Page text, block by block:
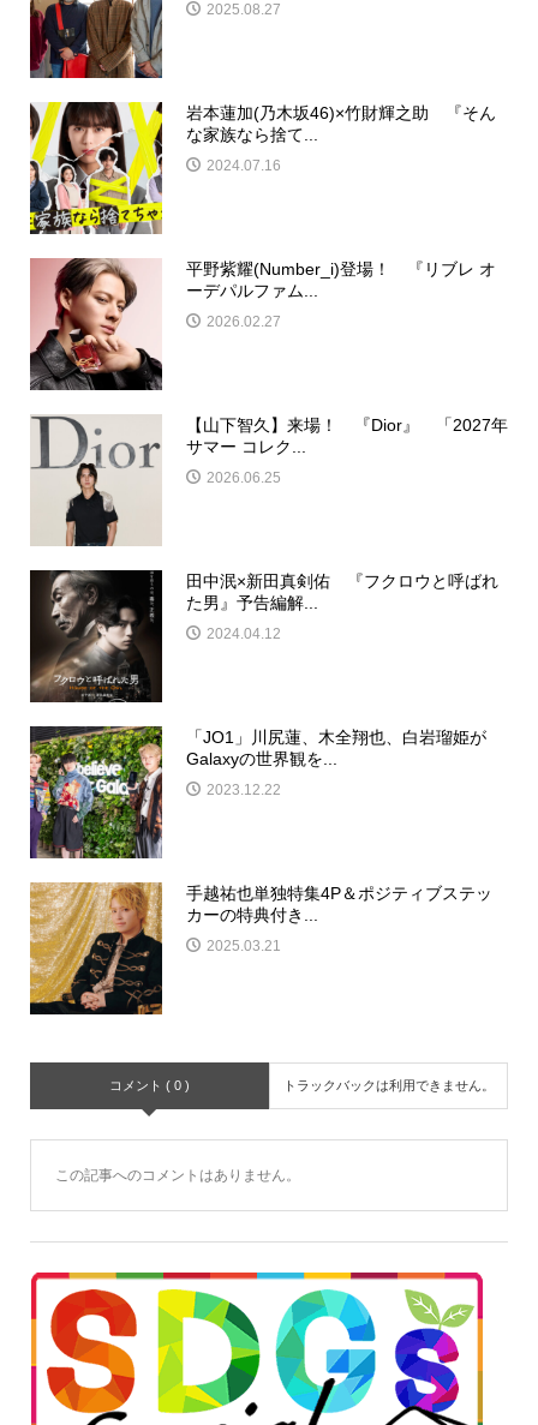
2025.08.27
岩本蓮加(乃木坂46)×竹財輝之助 『そん
な家族なら捨て...
2024.07.16
平野紫耀(Number_i)登場！ 『リブレ オ
ーデパルファム...
2026.02.27
【山下智久】来場！ 『Dior』 「2027年
サマー コレク...
2026.06.25
田中泯×新田真剣佑 『フクロウと呼ばれ
た男』予告編解...
2024.04.12
「JO1」川尻蓮、木全翔也、白岩瑠姫が
Galaxyの世界観を...
2023.12.22
手越祐也単独特集4P＆ポジティブステッ
カーの特典付き...
2025.03.21
コメント ( 0 ) トラックバックは利用できません。
この記事へのコメントはありません。